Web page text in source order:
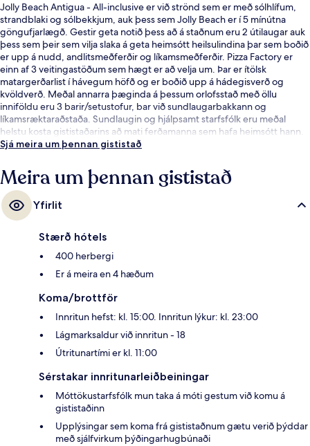
Jolly Beach Antigua - All-inclusive er við strönd sem er með sólhlífum,
strandblaki og sólbekkjum, auk þess sem Jolly Beach er í 5 mínútna
göngufjarlægð. Gestir geta notið þess að á staðnum eru 2 útilaugar auk
þess sem þeir sem vilja slaka á geta heimsótt heilsulindina þar sem boðið
er upp á nudd, andlitsmeðferðir og líkamsmeðferðir. Pizza Factory er
einn af 3 veitingastöðum sem hægt er að velja um. Þar er ítölsk
matargerðarlist í hávegum höfð og er boðið upp á hádegisverð og
kvöldverð. Meðal annarra þæginda á þessum orlofsstað með öllu
inniföldu eru 3 barir/setustofur, bar við sundlaugarbakkann og
líkamsræktaraðstaða. Sundlaugin og hjálpsamt starfsfólk eru meðal
helstu kosta gististaðarins að mati ferðamanna sem hafa heimsótt hann.
Sjá meira um þennan gististað
Meira um þennan gististað
Yfirlit
Stærð hótels
400 herbergi
Er á meira en 4 hæðum
Koma/brottför
Innritun hefst: kl. 15:00. Innritun lýkur: kl. 23:00
Lágmarksaldur við innritun - 18
Útritunartími er kl. 11:00
Sérstakar innritunarleiðbeiningar
Móttökustarfsfólk mun taka á móti gestum við komu á
gististaðinn
Upplýsingar sem koma frá gististaðnum gætu verið þýddar
með sjálfvirkum þýðingarhugbúnaði